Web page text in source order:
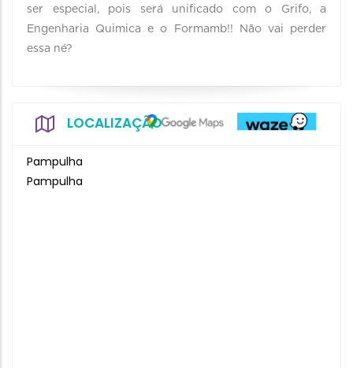
ser especial, pois será unificado com o Grifo, a
Engenharia Quimica e o Formamb!! Não vai perder
essa né?
LOCALIZAÇÃO
Pampulha
Pampulha